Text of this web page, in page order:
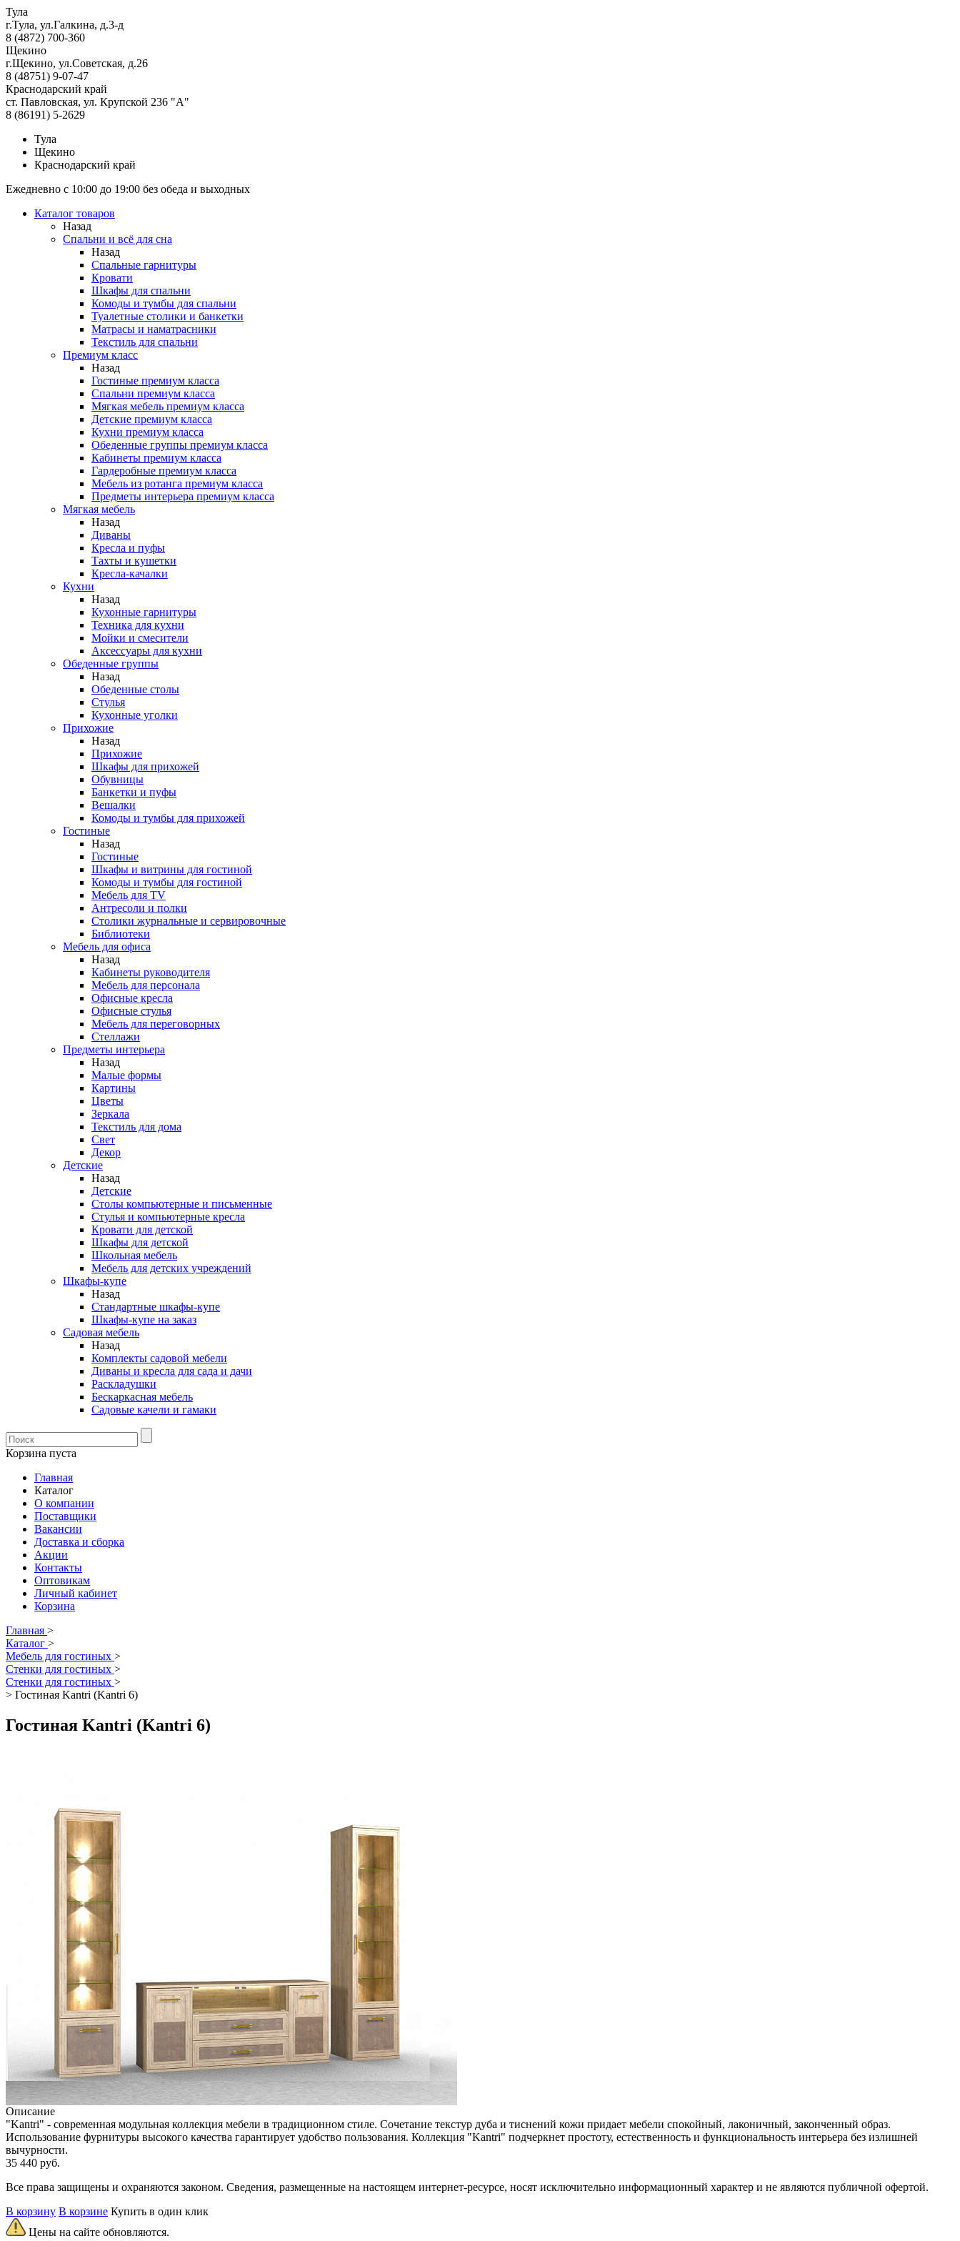
Тула
г.Тула, ул.Галкина, д.3-д
8 (4872) 700-360
Щекино
г.Щекино, ул.Советская, д.26
8 (48751) 9-07-47
Краснодарский край
ст. Павловская, ул. Крупской 236 "А"
8 (86191) 5-2629
Тула
Щекино
Краснодарский край
Ежедневно с 10:00 до 19:00 без обеда и выходных
Каталог товаров
Назад
Спальни и всё для сна
Назад
Спальные гарнитуры
Кровати
Шкафы для спальни
Комоды и тумбы для спальни
Туалетные столики и банкетки
Матрасы и наматрасники
Текстиль для спальни
Премиум класс
Назад
Гостиные премиум класса
Спальни премиум класса
Мягкая мебель премиум класса
Детские премиум класса
Кухни премиум класса
Обеденные группы премиум класса
Кабинеты премиум класса
Гардеробные премиум класса
Мебель из ротанга премиум класса
Предметы интерьера премиум класса
Мягкая мебель
Назад
Диваны
Кресла и пуфы
Тахты и кушетки
Кресла-качалки
Кухни
Назад
Кухонные гарнитуры
Техника для кухни
Мойки и смесители
Аксессуары для кухни
Обеденные группы
Назад
Обеденные столы
Стулья
Кухонные уголки
Прихожие
Назад
Прихожие
Шкафы для прихожей
Обувницы
Банкетки и пуфы
Вешалки
Комоды и тумбы для прихожей
Гостиные
Назад
Гостиные
Шкафы и витрины для гостиной
Комоды и тумбы для гостиной
Мебель для TV
Антресоли и полки
Столики журнальные и сервировочные
Библиотеки
Мебель для офиса
Назад
Кабинеты руководителя
Мебель для персонала
Офисные кресла
Офисные стулья
Мебель для переговорных
Стеллажи
Предметы интерьера
Назад
Малые формы
Картины
Цветы
Зеркала
Текстиль для дома
Свет
Декор
Детские
Назад
Детские
Столы компьютерные и письменные
Стулья и компьютерные кресла
Кровати для детской
Шкафы для детской
Школьная мебель
Мебель для детских учреждений
Шкафы-купе
Назад
Стандартные шкафы-купе
Шкафы-купе на заказ
Садовая мебель
Назад
Комплекты садовой мебели
Диваны и кресла для сада и дачи
Раскладушки
Бескаркасная мебель
Садовые качели и гамаки
Корзина пуста
Главная
Каталог
О компании
Поставщики
Вакансии
Доставка и сборка
Акции
Контакты
Оптовикам
Личный кабинет
Корзина
Главная >
Каталог >
Мебель для гостиных >
Стенки для гостиных >
Стенки для гостиных >
> Гостиная Kantri (Kantri 6)
Гостиная Kantri (Kantri 6)
Описание
"Kantri" - современная модульная коллекция мебели в традиционном стиле. Сочетание текстур дуба и тиснений кожи придает мебели спокойный, лаконичный, законченный образ.
Использование фурнитуры высокого качества гарантирует удобство пользования. Коллекция "Kantri" подчеркнет простоту, естественность и функциональность интерьера без излишней
вычурности.
35 440 руб.
Все права защищены и охраняются законом. Сведения, размещенные на настоящем интернет-ресурсе, носят исключительно информационный характер и не являются публичной офертой.
В корзину В корзине Купить в один клик
Цены на сайте обновляются.